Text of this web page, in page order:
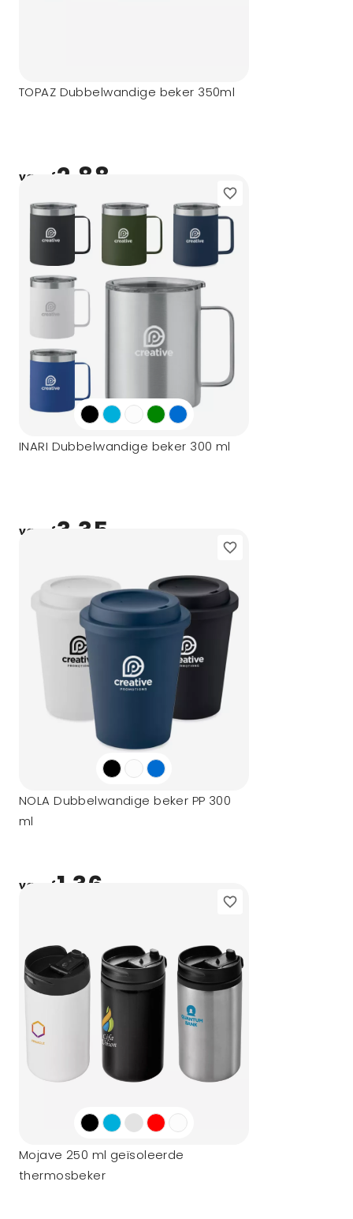
TOPAZ Dubbelwandige beker 350ml
vanaf2,88
INARI Dubbelwandige beker 300 ml
vanaf3,35
NOLA Dubbelwandige beker PP 300
ml
vanaf1,36
Mojave 250 ml geïsoleerde
thermosbeker